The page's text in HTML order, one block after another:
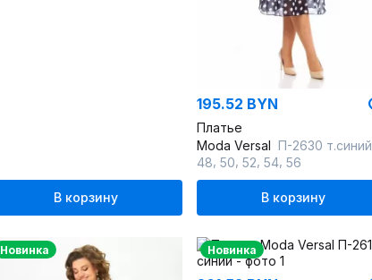
В корзину
195.52 BYN
Платье
Moda Versal П-2630 т.синий
48 50 52 54 56
В корзину
Новинка Новинка